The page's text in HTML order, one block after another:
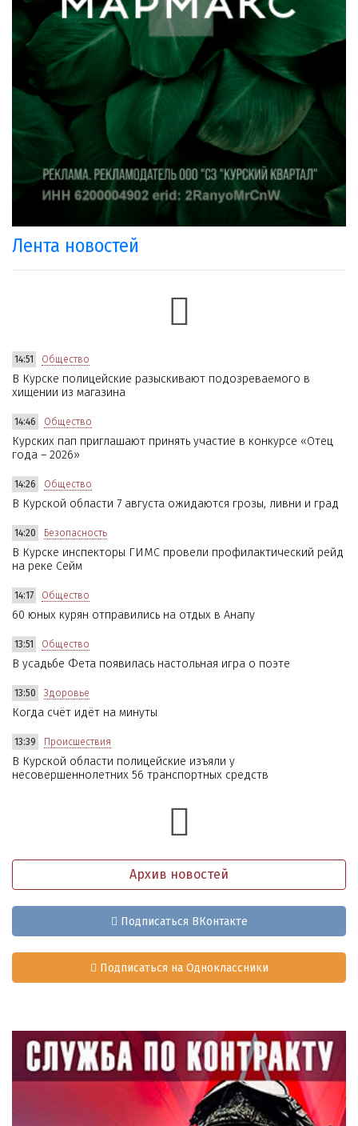
Лента новостей
14:51 Общество
В Курске полицейские разыскивают подозреваемого в
хищении из магазина
14:46 Общество
Курских пап приглашают принять участие в конкурсе «Отец
года – 2026»
14:26 Общество
В Курской области 7 августа ожидаются грозы, ливни и град
14:20 Безопасность
В Курске инспекторы ГИМС провели профилактический рейд
на реке Сейм
14:17 Общество
60 юных курян отправились на отдых в Анапу
13:51 Общество
В усадьбе Фета появилась настольная игра о поэте
13:50 Здоровье
Когда счёт идёт на минуты
13:39 Происшествия
В Курской области полицейские изъяли у
несовершеннолетних 56 транспортных средств
Архив новостей
Подписаться ВКонтакте
Подписаться на Одноклассники